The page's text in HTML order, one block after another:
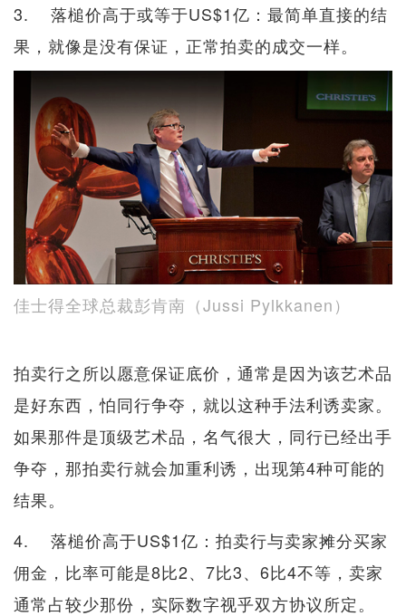
3. 落槌价高于或等于US$1亿：最简单直接的结
果，就像是没有保证，正常拍卖的成交一样。
佳士得全球总裁​彭肯南（Jussi Pylkkanen）
拍卖行之所以愿意保证底价，通常是因为该艺术品
是好东西，怕同行争夺，就以这种手法利诱卖家。
如果那件是顶级艺术品，名气很大，同行已经出手
争夺，那拍卖行就会加重利诱，出现第4种可能的
结果。
4. 落槌价高于US$1亿：拍卖行与卖家摊分买家
佣金，比率可能是8比2、7比3、6比4不等，卖家
通常占较少那份，实际数字视乎双方协议所定。